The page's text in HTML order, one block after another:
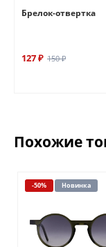
Брелок-отвертка
127 ₽ 150 ₽
Похожие
-50% Новинка